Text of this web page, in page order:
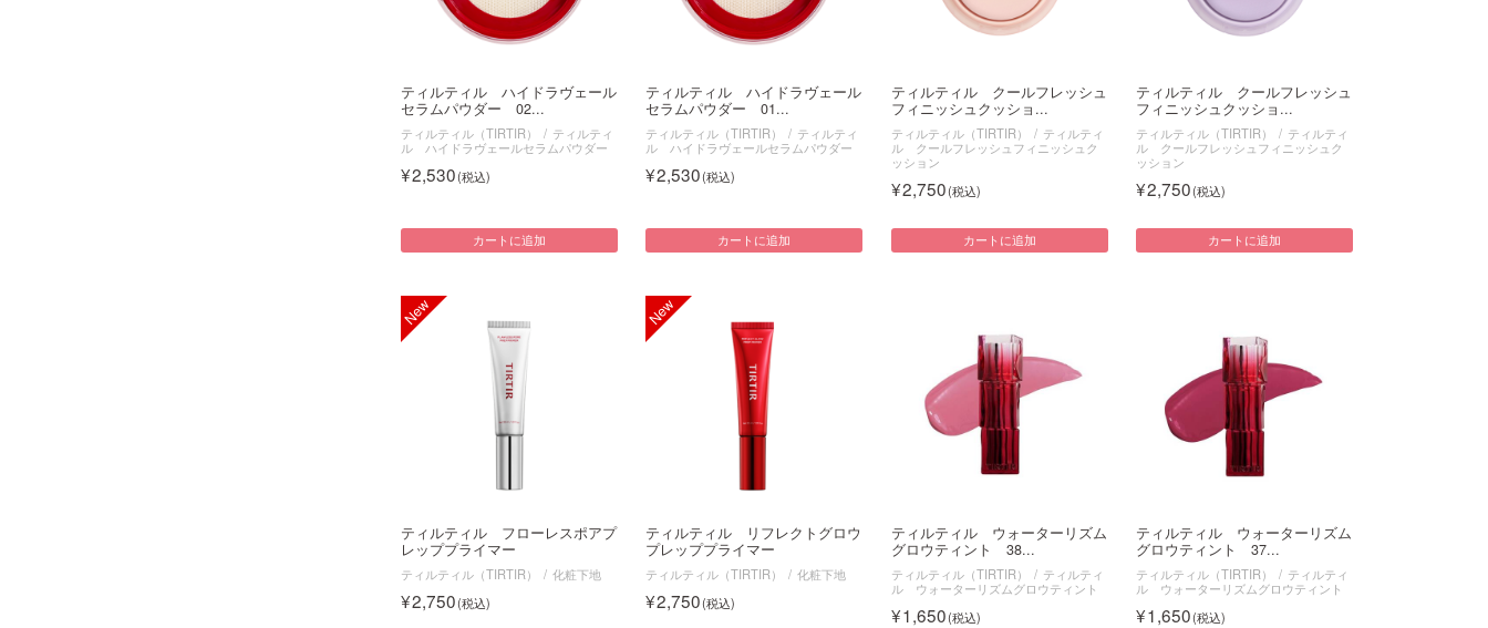
ティルティル ハイドラヴェール
セラムパウダー 02...
ティルティル（TIRTIR）
ティルティ
ル ハイドラヴェールセラムパウダー
2,530
カートに追加
ティルティル ハイドラヴェール
セラムパウダー 01...
ティルティル（TIRTIR）
ティルティ
ル ハイドラヴェールセラムパウダー
2,530
カートに追加
ティルティル クールフレッシュ
フィニッシュクッショ...
ティルティル（TIRTIR）
ティルティ
ル クールフレッシュフィニッシュク
ッション
2,750
カートに追加
ティルティル クールフレッシュ
フィニッシュクッショ...
ティルティル（TIRTIR）
ティルティ
ル クールフレッシュフィニッシュク
ッション
2,750
カートに追加
ティルティル フローレスポアプ
レッププライマー
ティルティル（TIRTIR） 化粧下地
2,750
ティルティル リフレクトグロウ
プレッププライマー
ティルティル（TIRTIR） 化粧下地
2,750
ティルティル ウォーターリズム
グロウティント 38...
ティルティル（TIRTIR）
ティルティ
ル ウォーターリズムグロウティント
1,650
ティルティル ウォーターリズム
グロウティント 37...
ティルティル（TIRTIR）
ティルティ
ル ウォーターリズムグロウティント
1,650